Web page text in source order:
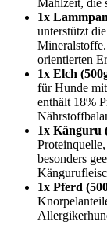
1x
unterstützt
orientierten
1x Elch
für Hunde
enthält 18%
1x Känguru
besonders
1x Pferd